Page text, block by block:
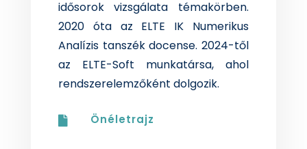
idősorok vizsgálata témakörben.
2020 óta az ELTE IK Numerikus
Analízis tanszék docense. 2024-től
az ELTE-Soft munkatársa, ahol
rendszerelemzőként dolgozik.
 Önéletrajz